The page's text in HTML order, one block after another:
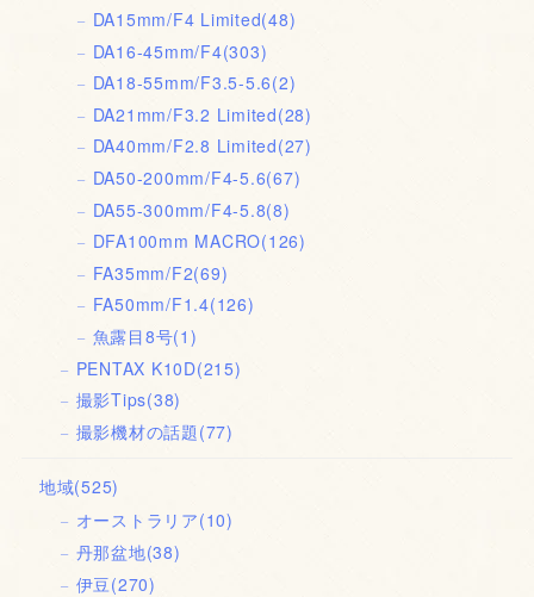
DA15mm/F4 Limited(48)
DA16-45mm/F4(303)
DA18-55mm/F3.5-5.6(2)
DA21mm/F3.2 Limited(28)
DA40mm/F2.8 Limited(27)
DA50-200mm/F4-5.6(67)
DA55-300mm/F4-5.8(8)
DFA100mm MACRO(126)
FA35mm/F2(69)
FA50mm/F1.4(126)
魚露目8号(1)
PENTAX K10D(215)
撮影Tips(38)
撮影機材の話題 (77)
地域(525)
オーストラリア(10)
丹那盆地(38)
伊豆(270)